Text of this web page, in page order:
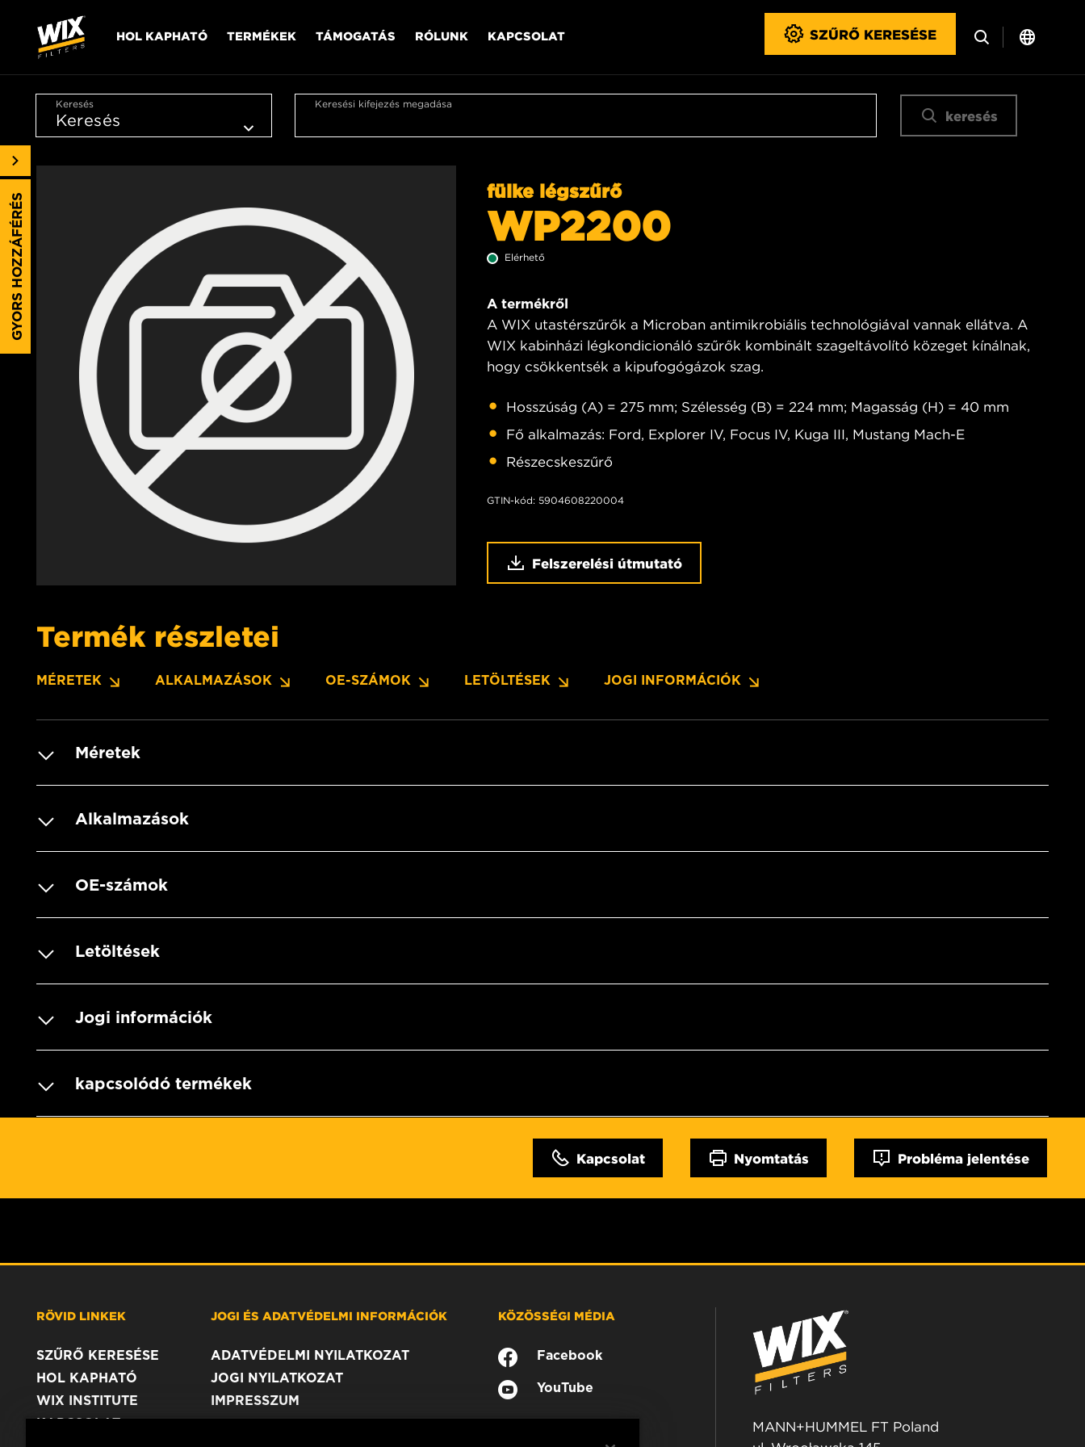
HOL KAPHATÓ TERMÉKEK TÁMOGATÁS RÓLUNK KAPCSOLAT SZŰRŐ KERESÉSE
Keresés Keresési kifejezés megadása
keresés
fülke légszűrő
WP2200
Elérhető
A termékről
A WIX utastérszűrők a Microban antimikrobiális technológiával vannak ellátva. A
WIX kabinházi légkondicionáló szűrők kombinált szageltávolító közeget kínálnak,
hogy csökkentsék a kipufogógázok szag.
Hosszúság (A) = 275 mm; Szélesség (B) = 224 mm; Magasság (H) = 40 mm
Fő alkalmazás: Ford, Explorer IV, Focus IV, Kuga III, Mustang Mach-E
Részecskeszűrő
GTIN-kód: 5904608220004
Felszerelési útmutató
Termék részletei
MÉRETEK ALKALMAZÁSOK OE-SZÁMOK LETÖLTÉSEK JOGI INFORMÁCIÓK
Méretek
Alkalmazások
OE-számok
Letöltések
Jogi információk
kapcsolódó termékek
Kapcsolat Nyomtatás Probléma jelentése
GYORS HOZZÁFÉRÉS
RÖVID LINKEK
SZŰRŐ KERESÉSE
HOL KAPHATÓ
WIX INSTITUTE
KAPCSOLAT
JOGI ÉS ADATVÉDELMI INFORMÁCIÓK
ADATVÉDELMI NYILATKOZAT
JOGI NYILATKOZAT
IMPRESSZUM
KÖZÖSSÉGI MÉDIA
Facebook
YouTube
MANN+HUMMEL FT Poland